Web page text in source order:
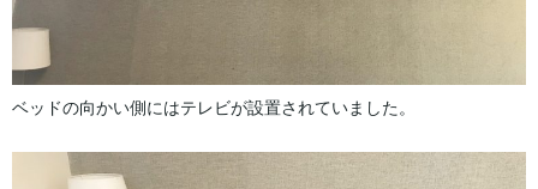
ベッドの向かい側にはテレビが設置されていました。